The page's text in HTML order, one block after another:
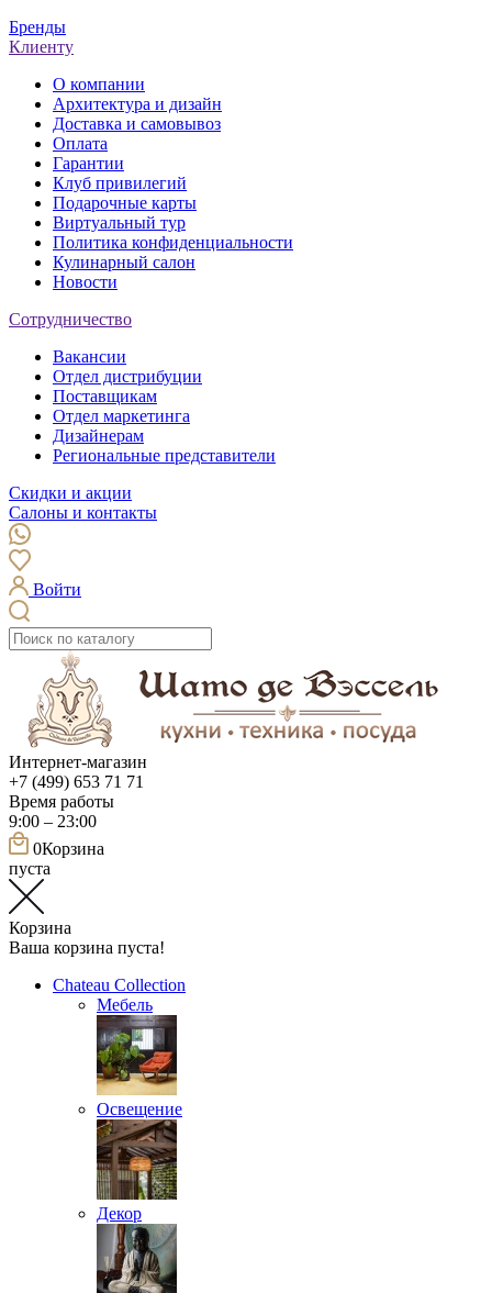
Бренды
Клиенту
О компании
Архитектура и дизайн
Доставка и самовывоз
Оплата
Гарантии
Клуб привилегий
Подарочные карты
Виртуальный тур
Политика конфиденциальности
Кулинарный салон
Новости
Сотрудничество
Вакансии
Отдел дистрибуции
Поставщикам
Отдел маркетинга
Дизайнерам
Региональные представители
Скидки и акции
Салоны и контакты
Войти
Интернет-магазин
+7 (499) 653 71 71
Время работы
9:00 – 23:00
0Корзина
пуста
Корзина
Ваша корзина пуста!
Chateau Collection
Мебель
Освещение
Декор